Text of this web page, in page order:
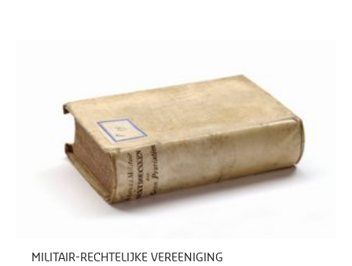
MILITAIR-RECHTELIJKE VEREENIGING